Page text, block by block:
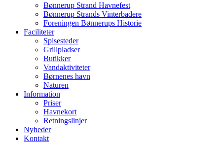
Bønnerup Strand Havnefest
Bønnerup Strands Vinterbadere
Foreningen Bønnerups Historie
Faciliteter
Spisesteder
Grillpladser
Butikker
Vandaktiviteter
Børnenes havn
Naturen
Information
Priser
Havnekort
Retningslinjer
Nyheder
Kontakt